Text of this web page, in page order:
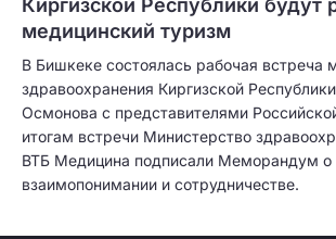
Киргизской Республики будут
медицинский туризм
В Бишкеке состоялась рабочая встреча
здравоохранения Киргизской
Осмонова с представителями
итогам встречи Министерство
ВТБ Медицина подписали Меморандум о
взаимопонимании и сотрудничестве.